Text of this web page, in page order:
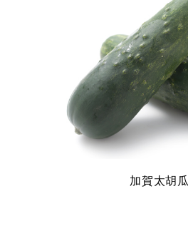
加賀太胡瓜